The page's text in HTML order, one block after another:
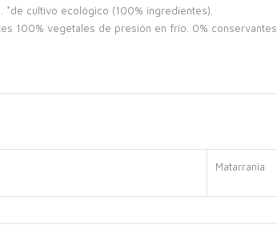
*de cultivo ecológico (100% ingredientes).
100% vegetales de presión en frío. 0% conservantes.
Matarrania